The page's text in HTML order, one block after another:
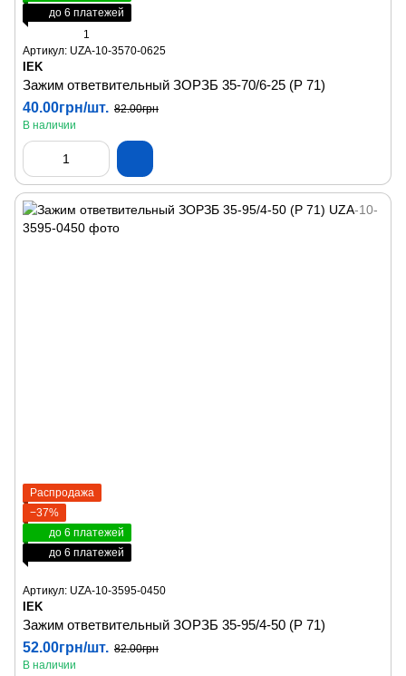
до 6 платежей
1
Артикул: UZA-10-3570-0625
IEK
Зажим ответвительный ЗОРЗБ 35-70/6-25 (Р 71)
40.00грн/шт. 82.00грн
В наличии
Распродажа
−37%
до 6 платежей
до 6 платежей
Артикул: UZA-10-3595-0450
IEK
Зажим ответвительный ЗОРЗБ 35-95/4-50 (Р 71)
52.00грн/шт. 82.00грн
В наличии